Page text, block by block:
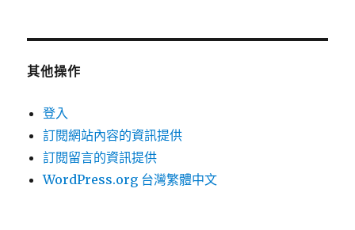
其他操作
登入
訂閱網站內容的資訊提供
訂閱留言的資訊提供
WordPress.org 台灣繁體中文